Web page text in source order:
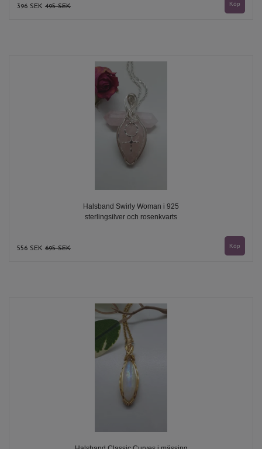
396 SEK 495 SEK
Halsband Swirly Woman i 925
sterlingsilver och rosenkvarts
556 SEK 695 SEK